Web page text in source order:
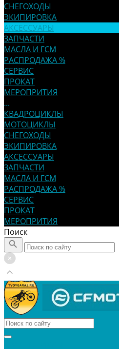
СНЕГОХОДЫ
ЭКИПИРОВКА
АКСЕССУАРЫ
ЗАПЧАСТИ
МАСЛА И ГСМ
РАСПРОДАЖА %
СЕРВИС
ПРОКАТ
МЕРОПРИТИЯ
...
КВАДРОЦИКЛЫ
МОТОЦИКЛЫ
СНЕГОХОДЫ
ЭКИПИРОВКА
АКСЕССУАРЫ
ЗАПЧАСТИ
МАСЛА И ГСМ
РАСПРОДАЖА %
СЕРВИС
ПРОКАТ
МЕРОПРИТИЯ
Поиск